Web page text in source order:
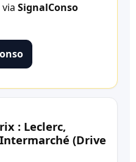
SignalConso
: Leclerc,
(Drive